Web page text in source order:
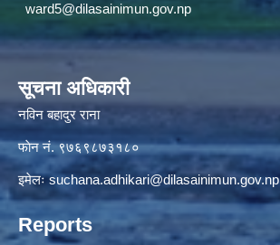
ward5@dilasainimun.gov.np
सूचना अधिकारी
नविन बहादुर राना
फाेन नं. ९७६९८७३१८०
इमेलःsuchana.adhikari@dilasainimun.gov.np
Reports